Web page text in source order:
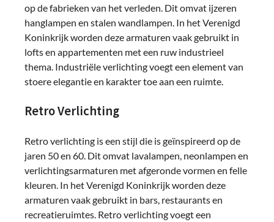
op de fabrieken van het verleden. Dit omvat ijzeren
hanglampen en stalen wandlampen. In het Verenigd
Koninkrijk worden deze armaturen vaak gebruikt in
lofts en appartementen met een ruw industrieel
thema. Industriële verlichting voegt een element van
stoere elegantie en karakter toe aan een ruimte.
Retro Verlichting
Retro verlichting is een stijl die is geïnspireerd op de
jaren 50 en 60. Dit omvat lavalampen, neonlampen en
verlichtingsarmaturen met afgeronde vormen en felle
kleuren. In het Verenigd Koninkrijk worden deze
armaturen vaak gebruikt in bars, restaurants en
recreatieruimtes. Retro verlichting voegt een